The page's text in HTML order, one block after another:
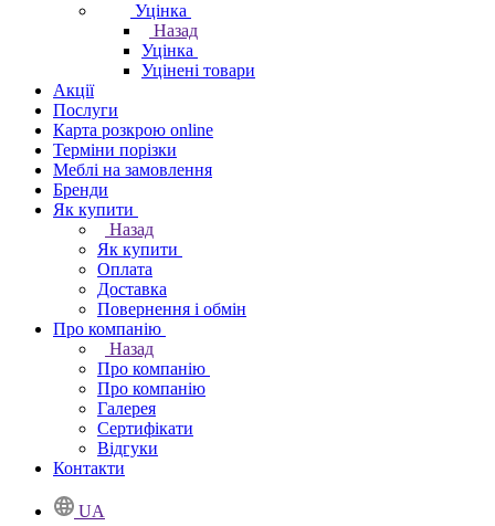
Уцінка
Назад
Уцінка
Уцінені товари
Акції
Послуги
Карта розкрою online
Терміни порізки
Меблі на замовлення
Бренди
Як купити
Назад
Як купити
Оплата
Доставка
Повернення і обмін
Про компанію
Назад
Про компанію
Про компанію
Галерея
Сертифікати
Відгуки
Контакти
UA